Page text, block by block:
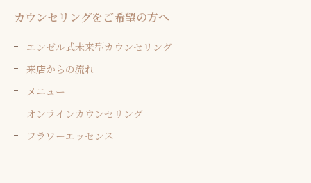
カウンセリングをご希望の方へ
エンゼル式未来型カウンセリング
来店からの流れ
メニュー
オンラインカウンセリング
フラワーエッセンス